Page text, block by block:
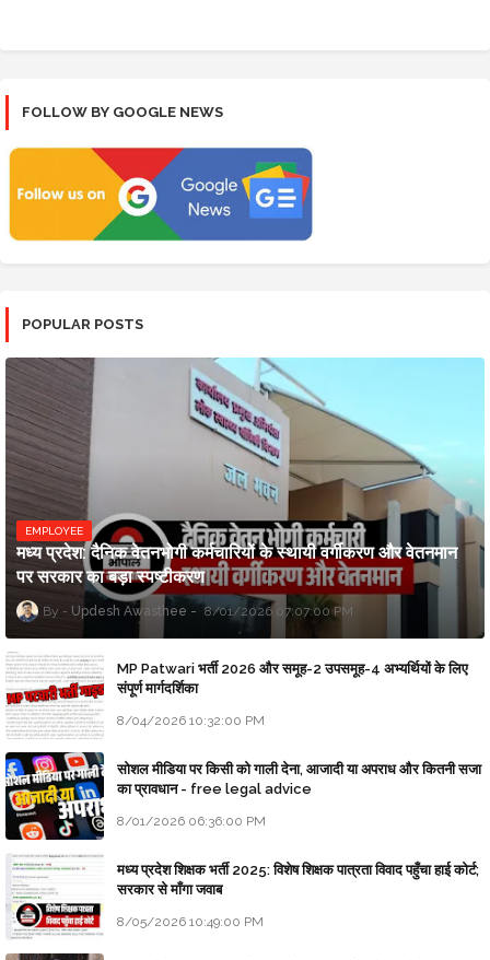
FOLLOW BY GOOGLE NEWS
POPULAR POSTS
EMPLOYEE
मध्य प्रदेश: दैनिक वेतनभोगी कर्मचारियों के स्थायी वर्गीकरण और वेतनमान
पर सरकार का बड़ा स्पष्टीकरण
Updesh Awasthee 8/01/2026 07:07:00 PM
MP Patwari भर्ती 2026 और समूह-2 उपसमूह-4 अभ्यर्थियों के लिए
संपूर्ण मार्गदर्शिका
8/04/2026 10:32:00 PM
सोशल मीडिया पर किसी को गाली देना, आजादी या अपराध और कितनी सजा
का प्रावधान - free legal advice
8/01/2026 06:36:00 PM
मध्य प्रदेश शिक्षक भर्ती 2025: विशेष शिक्षक पात्रता विवाद पहुँचा हाई कोर्ट;
सरकार से माँगा जवाब
8/05/2026 10:49:00 PM